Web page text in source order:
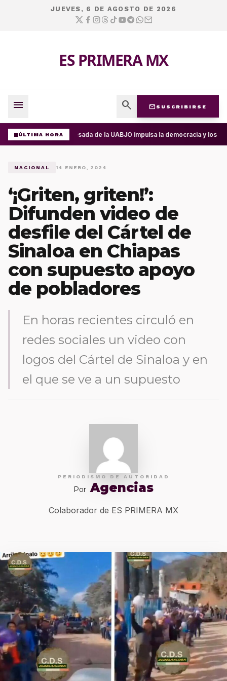
JUEVES, 6 DE AGOSTO DE 2026
ES PRIMERA MX
menu search mail SUSCRIBIRSE
ÚLTIMA HORAEgresada de la UABJO impulsa la democracia y los
NACIONAL 14 ENERO, 2024
‘¡Griten, griten!’:
Difunden video de
desfile del Cártel de
Sinaloa en Chiapas
con supuesto apoyo
de pobladores
En horas recientes circuló en
redes sociales un video con
logos del Cártel de Sinaloa y en
el que se ve a un supuesto
PERIODISMO DE AUTORIDAD
Por Agencias
Colaborador de ES PRIMERA MX